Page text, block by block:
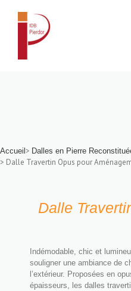
Accueil > Dalles en Pierre
> Dalle Travertin Opus pour
Dalle
Indémodable, chic et
souligner une ambiance de
l’extérieur. Proposées en
épaisseurs, les dalles